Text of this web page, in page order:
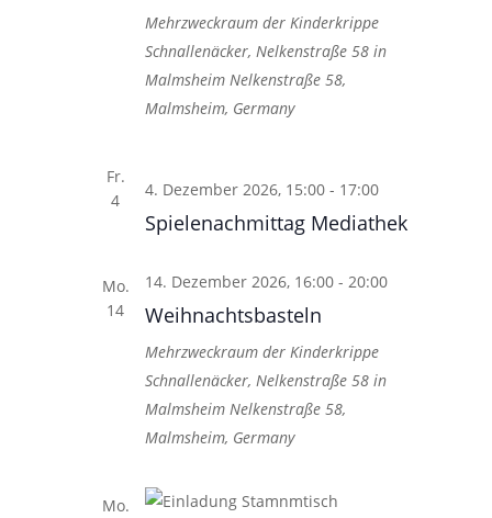
Mehrzweckraum der Kinderkrippe
Schnallenäcker, Nelkenstraße 58 in
MalmsheimNelkenstraße 58,
Malmsheim, Germany
Fr.
4
Spielenachmittag Mediathek
4. Dezember 2026, 15:00 - 17:00
Mo.
14
Weihnachtsbasteln
14. Dezember 2026, 16:00 -20:00
Mehrzweckraum der Kinderkrippe
Schnallenäcker, Nelkenstraße 58 in
MalmsheimNelkenstraße 58,
Malmsheim, Germany
Mo.